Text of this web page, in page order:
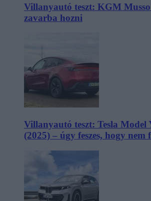
Villanyautó teszt: KGM
zavarba hozni
Villanyautó teszt: Tesla Model
(2025) – úgy feszes, hogy nem